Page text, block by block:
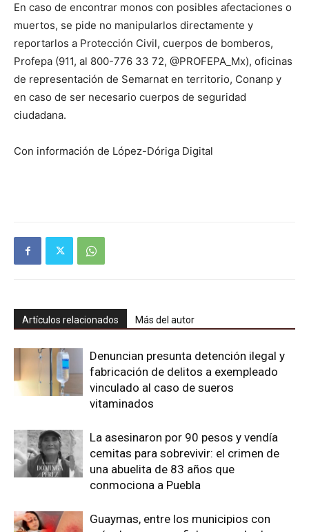
En caso de encontrar monos con posibles afectaciones o
muertos, se pide no manipularlos directamente y
reportarlos a Protección Civil, cuerpos de bomberos,
Profepa (911, al 800-776 33 72, @PROFEPA_Mx), oficinas
de representación de Semarnat en territorio, Conanp y
en caso de ser necesario cuerpos de seguridad
ciudadana.
Con información de López-Dóriga Digital
Artículos relacionados Más del autor
Denuncian presunta detención ilegal y
fabricación de delitos a exempleado
vinculado al caso de sueros
vitaminados
La asesinaron por 90 pesos y vendía
cemitas para sobrevivir: el crimen de
una abuelita de 83 años que
conmociona a Puebla
Guaymas, entre los municipios con